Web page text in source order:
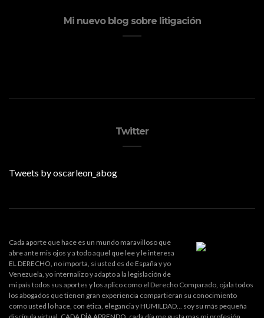
Mi nuevo blog sobre litigación
Twitter
Tweets by oscarleon_abog
Cada aporte que hace es un mundo maravilloso que
abre ante mis ojos y a todo aquel que lee y le interesa
EL DERECHO, no importa, si usted es de España y yo
Venezuela, yo internalizo y adapto a la legislación de
mi país todos sus aportes y los aplico como el Derecho Comparado, ojala todos
los abogados que tienen gran experiencia compartieran su conocimiento
como usted lo hace, con ética, elegancia y HUMILDAD... soy su más pequeña